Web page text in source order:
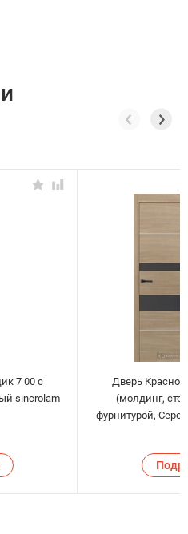
7 00 с
sincrolam
Дверь
(молдинг,
фурнитурой,